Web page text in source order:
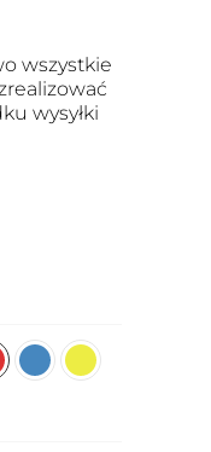
wszystkie
wysyłki